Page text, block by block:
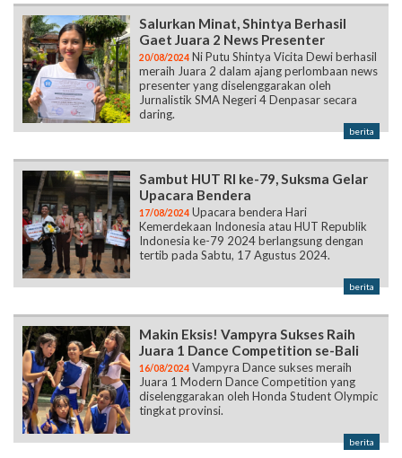
Salurkan Minat, Shintya Berhasil
Gaet Juara 2 News Presenter
20/08/2024 Ni Putu Shintya Vicita Dewi berhasil
meraih Juara 2 dalam ajang perlombaan news
presenter yang diselenggarakan oleh
Jurnalistik SMA Negeri 4 Denpasar secara
daring.
berita
Sambut HUT RI ke-79, Suksma Gelar
Upacara Bendera
17/08/2024 Upacara bendera Hari
Kemerdekaan Indonesia atau HUT Republik
Indonesia ke-79 2024 berlangsung dengan
tertib pada Sabtu, 17 Agustus 2024.
berita
Makin Eksis! Vampyra Sukses Raih
Juara 1 Dance Competition se-Bali
16/08/2024 Vampyra Dance sukses meraih
Juara 1 Modern Dance Competition yang
diselenggarakan oleh Honda Student Olympic
tingkat provinsi.
berita